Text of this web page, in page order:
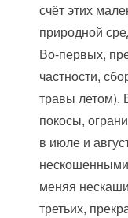
счёт этих
природной
Во-первых,
частности,
травы летом).
покосы,
в июле и
меняя
третьих,